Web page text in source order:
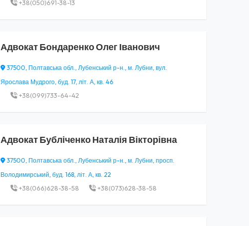
+38(050)691-38-13
АдвокатБондаренко Олег Іванович
37500, Полтавська обл., Лубенський р-н., м. Лубни, вул.
Ярослава Мудрого, буд. 17, літ. А, кв. 46
+38(099)733-64-42
АдвокатБубліченко Наталія Вікторівна
37500, Полтавська обл., Лубенський р-н., м. Лубни, просп.
Володимирський, буд. 168, літ. А, кв. 22
+38(066)628-38-58 +38(073)628-38-58